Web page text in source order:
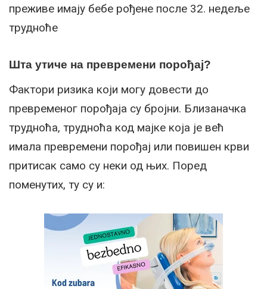
преживе имају бебе рођене после 32. недеље
трудноће
Шта утиче на превремени порођај?
Фактори ризика који могу довести до
превременог порођаја су бројни. Близаначка
трудноћа, трудноћа код мајке која је већ
имала превремени порођај или повишен крви
притисак само су неки од њих. Поред
поменутих, ту су и: